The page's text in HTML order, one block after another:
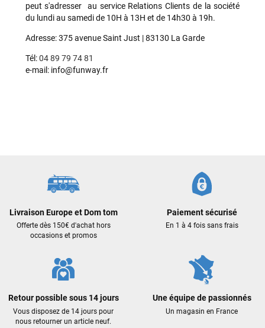
peut s'adresser au service Relations Clients de la société
du lundi au samedi de 10H à 13H et de 14h30 à 19h.
Adresse: 375 avenue Saint Just | 83130 La Garde
Tél:04 89 79 74 81
e-mail: info@funway.fr
Livraison Europe et Dom tom
Offerte dès 150€ d'achat hors
occasions et promos
Paiement sécurisé
En 1 à 4 fois sans frais
Retour possible sous 14 jours
Vous disposez de 14 jours pour
nous retourner un article neuf.
Une équipe de passionnés
Un magasin en France